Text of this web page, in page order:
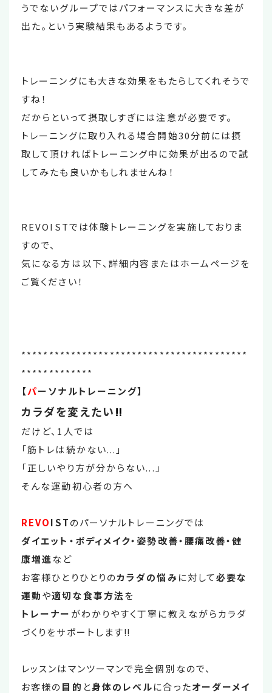
うでないグループではパフォーマンスに大きな差が
出た。という実験結果もあるようです。
トレーニングにも大きな効果をもたらしてくれそうで
すね！
だからといって摂取しすぎには注意が必要です。
トレーニングに取り入れる場合開始30分前には摂
取して頂ければトレーニング中に効果が出るので試
してみたも良いかもしれませんね！
REVOISTでは体験トレーニングを実施しておりま
すので、
気になる方は以下、詳細内容またはホームページを
ご覧ください！
*****************************************
*************
【パーソナルトレーニング】
カラダを変えたい‼
だけど、1人では
「筋トレは続かない...」
「正しいやり方が分からない...」
そんな運動初心者の方へ
REVOISTのパーソナルトレーニングでは
ダイエット・ボディメイク・姿勢改善・腰痛改善・健
康増進など
お客様ひとりひとりのカラダの悩みに対して必要な
運動や適切な食事方法を
トレーナー がわかりやすく丁寧に教えながらカラダ
づくりをサポートします‼
レッスンはマンツーマンで完全個別なので、
お客様の目的 と身体のレベルに合ったオーダーメイ